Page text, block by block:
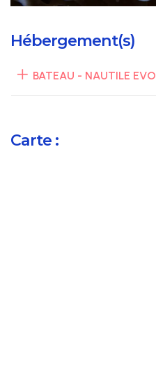
Hébergement(s)
BATEAU - NAUTILE EVO
Carte :